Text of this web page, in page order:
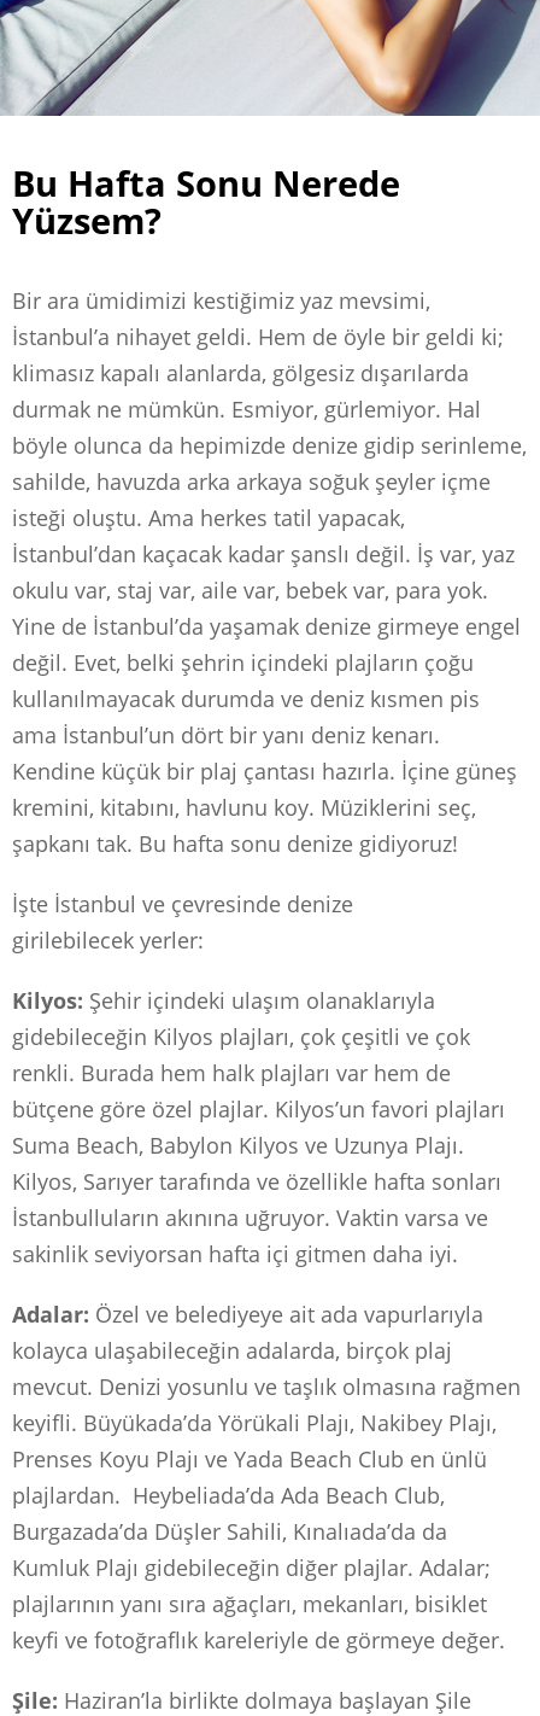
Bu Hafta Sonu Nerede
Yüzsem?
Bir ara ümidimizi kestiğimiz yaz mevsimi,
İstanbul’a nihayet geldi. Hem de öyle bir geldi ki;
klimasız kapalı alanlarda, gölgesiz dışarılarda
durmak ne mümkün. Esmiyor, gürlemiyor. Hal
böyle olunca da hepimizde denize gidip serinleme,
sahilde, havuzda arka arkaya soğuk şeyler içme
isteği oluştu. Ama herkes tatil yapacak,
İstanbul’dan kaçacak kadar şanslı değil. İş var, yaz
okulu var, staj var, aile var, bebek var, para yok.
Yine de İstanbul’da yaşamak denize girmeye engel
değil. Evet, belki şehrin içindeki plajların çoğu
kullanılmayacak durumda ve deniz kısmen pis
ama İstanbul’un dört bir yanı deniz kenarı.
Kendine küçük bir plaj çantası hazırla. İçine güneş
kremini, kitabını, havlunu koy. Müziklerini seç,
şapkanı tak. Bu hafta sonu denize gidiyoruz!
İşte İstanbul ve çevresinde denize
girilebilecek yerler:
Kilyos: Şehir içindeki ulaşım olanaklarıyla
gidebileceğin Kilyos plajları, çok çeşitli ve çok
renkli. Burada hem halk plajları var hem de
bütçene göre özel plajlar. Kilyos’un favori plajları
Suma Beach, Babylon Kilyos ve Uzunya Plajı.
Kilyos, Sarıyer tarafında ve özellikle hafta sonları
İstanbulluların akınına uğruyor. Vaktin varsa ve
sakinlik seviyorsan hafta içi gitmen daha iyi.
Adalar: Özel ve belediyeye ait ada vapurlarıyla
kolayca ulaşabileceğin adalarda, birçok plaj
mevcut. Denizi yosunlu ve taşlık olmasına rağmen
keyifli. Büyükada’da Yörükali Plajı, Nakibey Plajı,
Prenses Koyu Plajı ve Yada Beach Club en ünlü
plajlardan. Heybeliada’da Ada Beach Club,
Burgazada’da Düşler Sahili, Kınalıada’da da
Kumluk Plajı gidebileceğin diğer plajlar. Adalar;
plajlarının yanı sıra ağaçları, mekanları, bisiklet
keyfi ve fotoğraflık kareleriyle de görmeye değer.
Şile: Haziran’la birlikte dolmaya başlayan Şile